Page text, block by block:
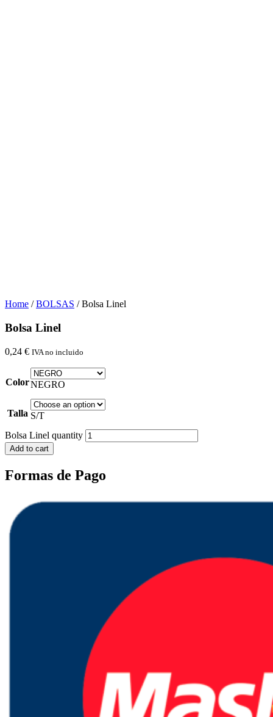
Home /BOLSAS / Bolsa Linel
Bolsa Linel
0,24 € IVA no incluido
ColorNEGRO
Talla S/T
Bolsa Linel quantity
Add to cart
Formas de Pago